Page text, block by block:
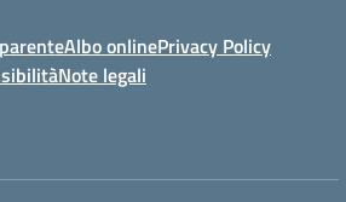
Albo onlinePrivacy Policy
Note legali